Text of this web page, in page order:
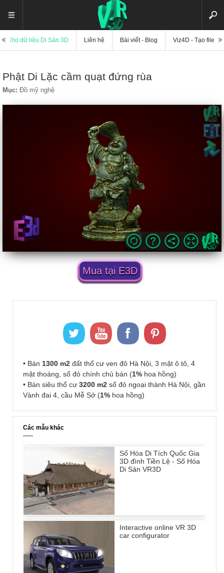
Kho dữ liệu Di Sản 3D Liên hệ Bài viết - Blog Viz4D - Tạo file
Phật Di Lặc cầm quạt đứng rùa
Mục: Đồ mỹ nghệ
Mua tại E3D
• Bán 1300 m2 đất thổ cư ven đô Hà Nội, 3 mặt ô tô, 4
mặt thoáng, sổ đỏ chính chủ bán (1% hoa hồng)
• Bán siêu thổ cư 3200 m2 sổ đỏ ngoại thành Hà Nội, gần
Vành đai 4, cầu Mễ Sở (1% hoa hồng)
Các mẫu khác
Số Hóa Di Tích Quốc Gia
3D đình Tiền Lệ - Số Hóa
Di Sản VR3D
Interactive online VR 3D
car configurator